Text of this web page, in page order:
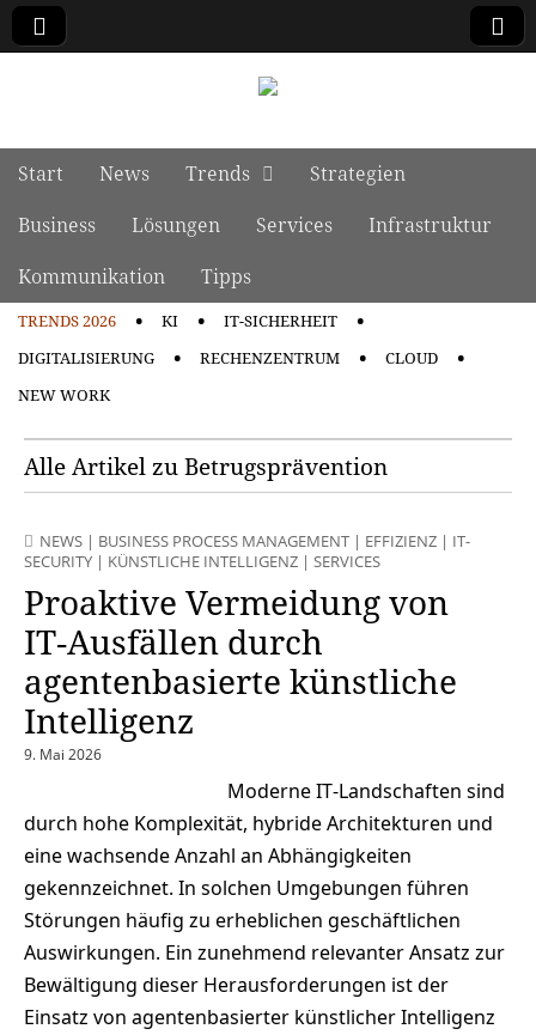
Main menu
Skip to content
Start News Trends
Strategien
Business
Lösungen Services
Infrastruktur
Kommunikation
Tipps
TRENDS 2026 KI
IT-SICHERHEIT
DIGITALISIERUNG
RECHENZENTRUM
CLOUD
NEW WORK
Alle Artikel zu Betrugsprävention
NEWS | BUSINESS PROCESS MANAGEMENT | EFFIZIENZ | IT-
SECURITY | KÜNSTLICHE INTELLIGENZ | SERVICES
Proaktive Vermeidung von
IT‑Ausfällen durch
agentenbasierte künstliche
Intelligenz
9. Mai 2026
Moderne IT‑Landschaften sind
durch hohe Komplexität, hybride Architekturen und
eine wachsende Anzahl an Abhängigkeiten
gekennzeichnet. In solchen Umgebungen führen
Störungen häufig zu erheblichen geschäftlichen
Auswirkungen. Ein zunehmend relevanter Ansatz zur
Bewältigung dieser Herausforderungen ist der
Einsatz von agentenbasierter künstlicher Intelligenz